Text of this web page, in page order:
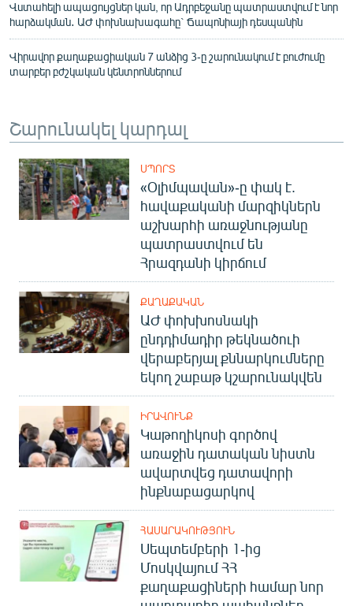
Վստահելի ապացույցներ կան, որ Ադրբեջանը պատրաստվում է նոր
հարձակման․ ԱԺ փոխնախագահը` Ճապոնիայի դեսպանին
Վիրավոր քաղաքացիական 7 անձից 3-ը շարունակում է բուժումը
տարբեր բժշկական կենտրոններում
Շարունակել կարդալ
ՍՊՈՐՏ
«Օլիմպավան»-ը փակ է.
հավաքականի մարզիկներն
աշխարհի առաջնությանը
պատրաստվում են
Հրազդանի կիրճում
ՔԱՂԱՔԱԿԱՆ
ԱԺ փոխխոսնակի
ընդդիմադիր թեկնածուի
վերաբերյալ քննարկումները
եկող շաբաթ կշարունակվեն
ԻՐԱՎՈՒՆՔ
Կաթողիկոսի գործով
առաջին դատական նիստն
ավարտվեց դատավորի
ինքնաբացարկով
ՀԱՍԱՐԱԿՈՒԹՅՈՒՆ
Սեպտեմբերի 1-ից
Մոսկվայում ՀՀ
քաղաքացիների համար նոր